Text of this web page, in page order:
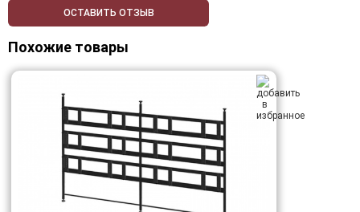
ОСТАВИТЬ ОТЗЫВ
Похожие товары